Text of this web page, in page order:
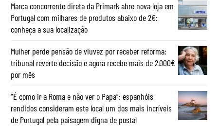
Marca concorrente direta da Primark abre nova loja em
Portugal com milhares de produtos abaixo de 2€:
conheça a sua localização
Mulher perde pensão de viuvez por receber reforma:
tribunal reverte decisão e agora recebe mais de 2.000€
por mês
“É como ir a Roma e não ver o Papa”: espanhóis
rendidos consideram este local um dos mais incríveis
de Portugal pela paisagem digna de postal